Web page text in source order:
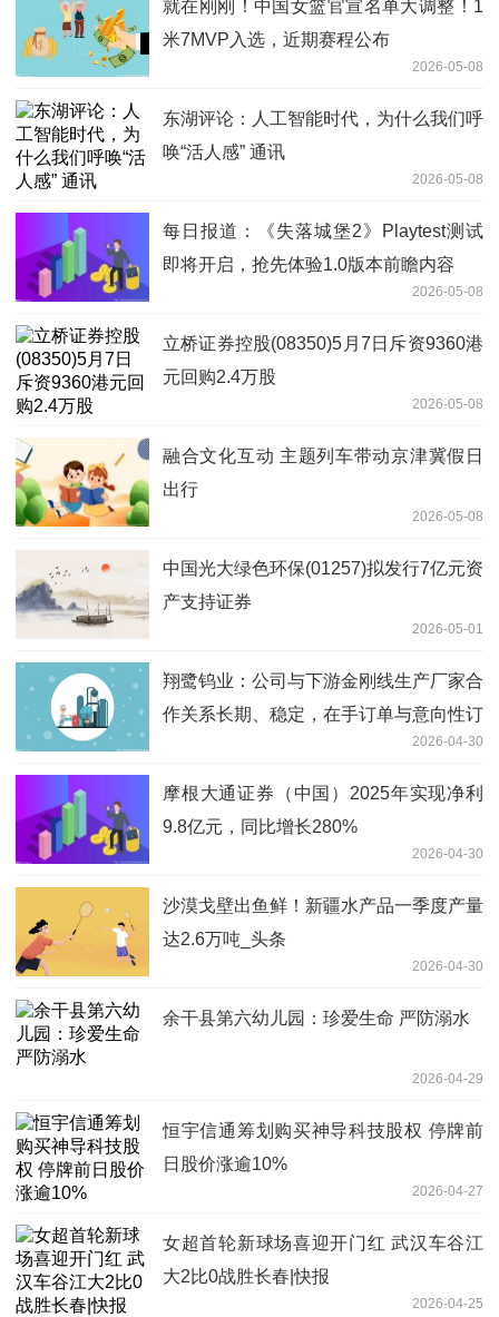
就在刚刚！中国女篮官宣名单大调整！1
米7MVP入选，近期赛程公布
2026-05-08
东湖评论：人工智能时代，为什么我们呼
唤“活人感” 通讯
2026-05-08
每日报道：《失落城堡2》Playtest测试
即将开启，抢先体验1.0版本前瞻内容
2026-05-08
立桥证券控股(08350)5月7日斥资9360港
元回购2.4万股
2026-05-08
融合文化互动 主题列车带动京津冀假日
出行
2026-05-08
中国光大绿色环保(01257)拟发行7亿元资
产支持证券
2026-05-01
翔鹭钨业：公司与下游金刚线生产厂家合
作关系长期、稳定，在手订单与意向性订
2026-04-30
摩根大通证券（中国）2025年实现净利
9.8亿元，同比增长280%
2026-04-30
沙漠戈壁出鱼鲜！新疆水产品一季度产量
达2.6万吨_头条
2026-04-30
余干县第六幼儿园：珍爱生命 严防溺水
2026-04-29
恒宇信通筹划购买神导科技股权 停牌前
日股价涨逾10%
2026-04-27
女超首轮新球场喜迎开门红 武汉车谷江
大2比0战胜长春|快报
2026-04-25